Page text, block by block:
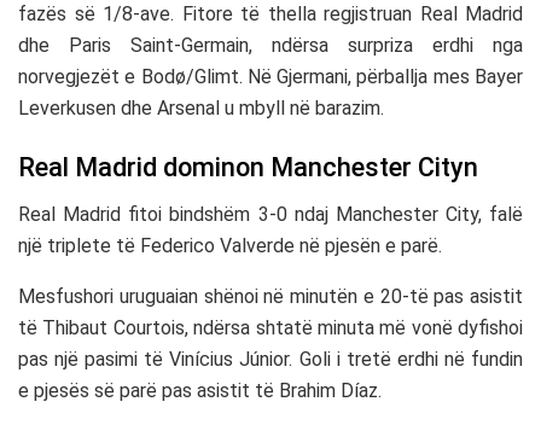
fazës së 1/8-ave. Fitore të thella regjistruan Real Madrid
dhe Paris Saint‑Germain, ndërsa surpriza erdhi nga
norvegjezët e Bodø/Glimt. Në Gjermani, përballja mes Bayer
Leverkusen dhe Arsenal u mbyll në barazim.
Real Madrid dominon Manchester Cityn
Real Madrid fitoi bindshëm 3-0 ndaj Manchester City, falë
një triplete të Federico Valverde në pjesën e parë.
Mesfushori uruguaian shënoi në minutën e 20-të pas asistit
të Thibaut Courtois, ndërsa shtatë minuta më vonë dyfishoi
pas një pasimi tëVinícius Júnior. Goli i tretë erdhi në fundin
e pjesës së parë pas asistit të Brahim Díaz.